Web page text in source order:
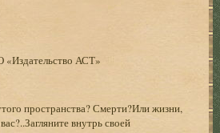
АСТ»
пространства? Смерти?Или жизни,
внутрь своей